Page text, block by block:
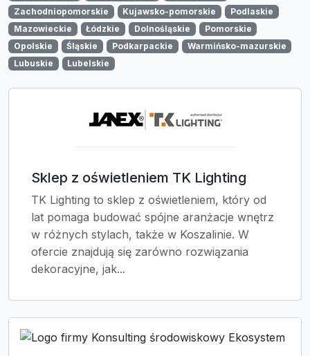
Zachodniopomorskie
Kujawsko-pomorskie
Podlaskie
Mazowieckie
Łódzkie Dolnośląskie
Pomorskie
Opolskie
Śląskie Podkarpackie
Warmińsko-mazurskie
Lubuskie
Lubelskie
Sklep z oświetleniem TK Lighting
TK Lighting to sklep z oświetleniem, który od
lat pomaga budować spójne aranżacje wnętrz
w różnych stylach, także w Koszalinie. W
ofercie znajdują się zarówno rozwiązania
dekoracyjne, jak...